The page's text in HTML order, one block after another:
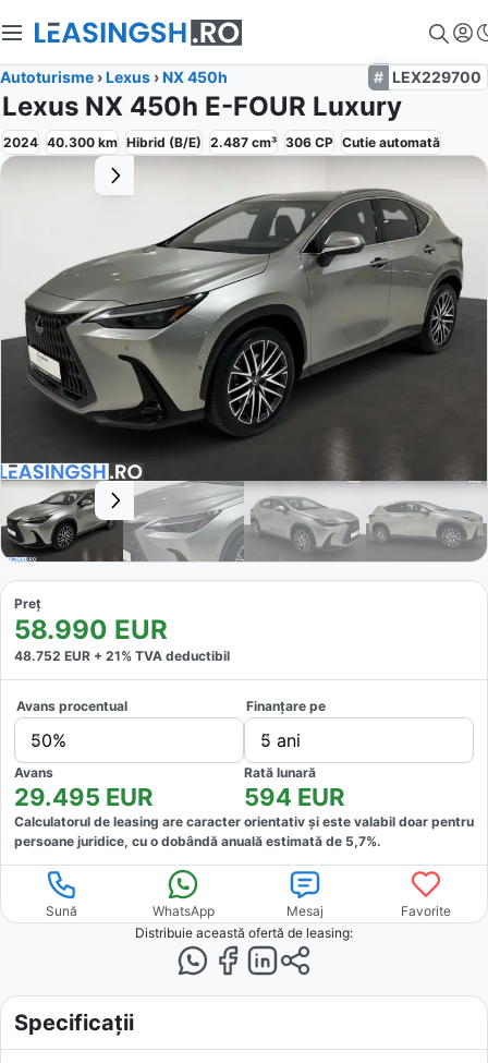
Autoturisme ›Lexus ›NX 450h LEX229700
Lexus NX 450h E-FOUR Luxury
2024 40.300 km Hibrid (B/E) 2.487 cm³ 306 CP Cutie automată
Preț
58.990 EUR
48.752 EUR + 21% TVA deductibil
Avans procentual
50%
Finanțare pe
5 ani
Avans
29.495 EUR
Rată lunară
594 EUR
Calculatorul de leasing are caracter orientativ și este valabil doar pentru
persoane juridice, cu o dobândă anuală estimată de 5,7%.
Sună WhatsApp Mesaj
Favorite
Distribuie această ofertă de leasing:
Specificații